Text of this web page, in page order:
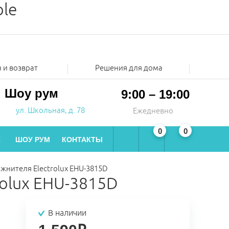
возврат Решения для дома
Шоу рум
ул. Школьная, д. 78
9:00 – 19:00
Ежедневно
ШОУ РУМ КОНТАКТЫ
0 0
Electrolux EHU-3815D
EHU-3815D
В наличии